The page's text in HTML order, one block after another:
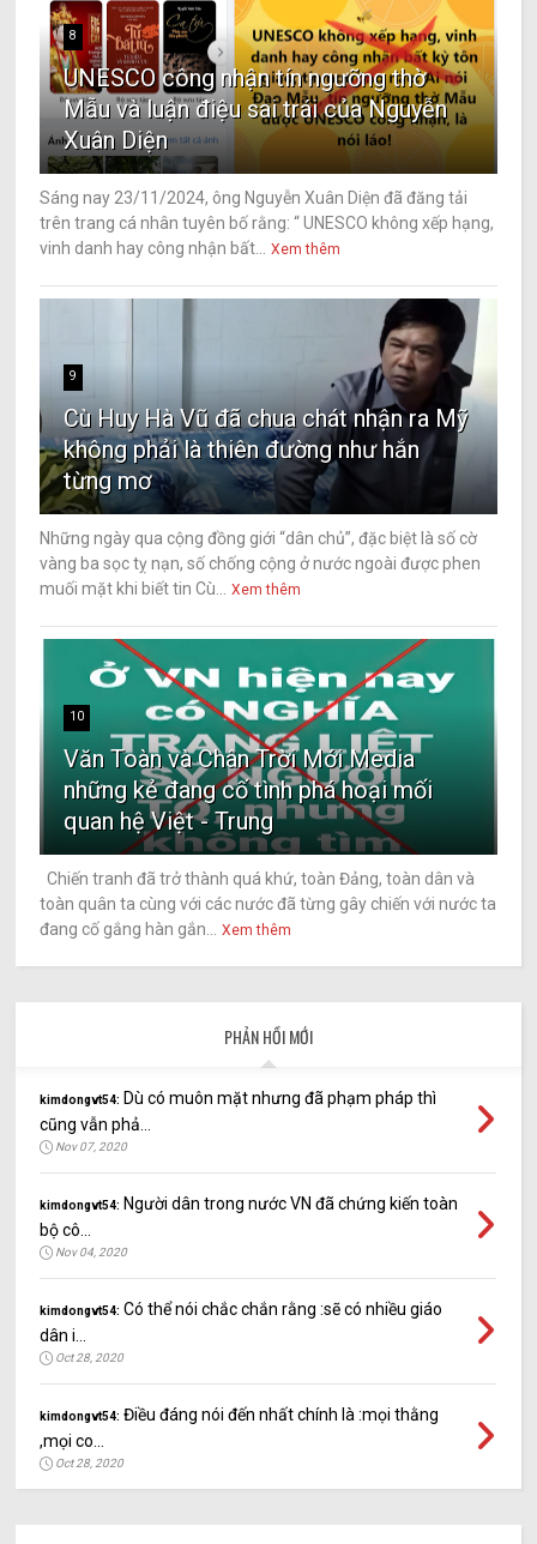
8
UNESCO công nhận tín ngưỡng thờ
Mẫu và luận điệu sai trái của Nguyễn
Xuân Diện
Sáng nay 23/11/2024, ông Nguyễn Xuân Diện đã đăng tải
trên trang cá nhân tuyên bố rằng: “ UNESCO không xếp hạng,
vinh danh hay công nhận bất... Xem thêm
9
Cù Huy Hà Vũ đã chua chát nhận ra Mỹ
không phải là thiên đường như hắn
từng mơ
Những ngày qua cộng đồng giới “dân chủ”, đặc biệt là số cờ
vàng ba sọc tỵ nạn, số chống cộng ở nước ngoài được phen
muối mặt khi biết tin Cù... Xem thêm
10
Văn Toàn và Chân Trời Mới Media
những kẻ đang cố tình phá hoại mối
quan hệ Việt - Trung
Chiến tranh đã trở thành quá khứ, toàn Đảng, toàn dân và
toàn quân ta cùng với các nước đã từng gây chiến với nước ta
đang cố gắng hàn gắn... Xem thêm
PHẢN HỒI MỚI
kimdongvt54: Dù có muôn mặt nhưng đã phạm pháp thì
cũng vẫn phả...
Nov 07, 2020
kimdongvt54: Người dân trong nước VN đã chứng kiến toàn
bộ cô...
Nov 04, 2020
kimdongvt54: Có thể nói chắc chắn rằng :sẽ có nhiều giáo
dân i...
Oct 28, 2020
kimdongvt54: Điều đáng nói đến nhất chính là :mọi thằng
,mọi co...
Oct 28, 2020